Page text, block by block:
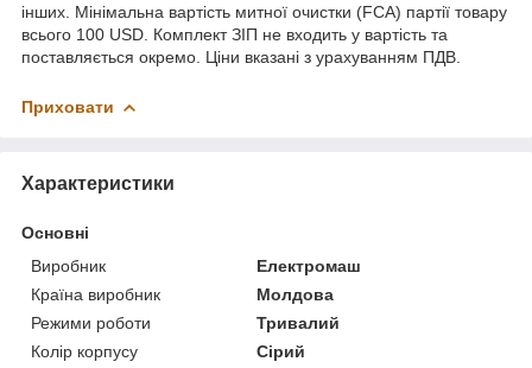
інших. Мінімальна вартість митної очистки (FCA) партії товару
всього 100 USD. Комплект ЗІП не входить у вартість та
поставляється окремо. Ціни вказані з урахуванням ПДВ.
Приховати
Характеристики
Основні
Виробник
Електромаш
Країна виробник
Молдова
Режими роботи
Тривалий
Колір корпусу
Сірий